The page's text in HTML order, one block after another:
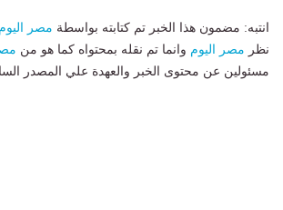
انتبه: مضمون هذا الخبر تم كتابته بواسطة مصر اليوم
نظر مصر اليوم وانما تم نقله بمحتواه كما هو من
مسئولين عن محتوى الخبر والعهدة علي المصدر